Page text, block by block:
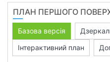
ПЛАН ПЕРШОГО
Базова версія
Інтерактивний план